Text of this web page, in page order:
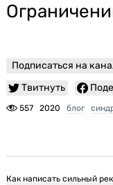
Подписаться на
Твитнуть
557 2020 блог
Как написать сильный